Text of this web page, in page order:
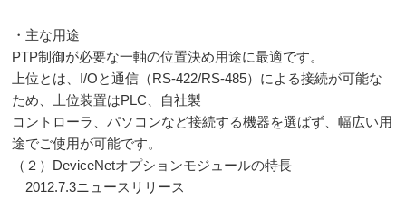
・主な用途
PTP制御が必要な一軸の位置決め用途に最適です。
上位とは、I/Oと通信（RS-422/RS-485）による接続が可能な
ため、上位装置はPLC、自社製
コントローラ、パソコンなど接続する機器を選ばず、幅広い用
途でご使用が可能です。
（２）DeviceNetオプションモジュールの特長
2012.7.3ニュースリリース